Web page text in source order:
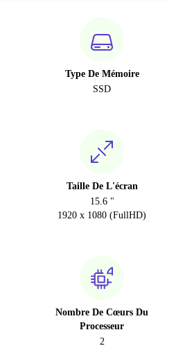
Type De Mémoire
SSD
Taille De L'écran
15.6 "
1920 x 1080 (FullHD)
Nombre De Cœurs Du
Processeur
2